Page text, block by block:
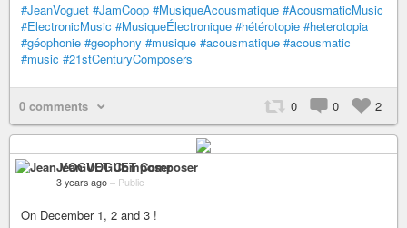
#JeanVoguet #JamCoop #MusiqueAcousmatique #AcousmaticMusic
#ElectronicMusic #MusiqueÉlectronique #hétérotopie #heterotopia
#géophonie #geophony #musique #acousmatique #acousmatic
#music #21stCenturyComposers
0 comments 0 0 2
Jean VOGUET Composer
3 years ago – Public
On December 1, 2 and 3 !